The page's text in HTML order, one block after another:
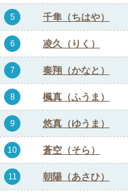
5 千隼（ちはや）
6 凌久（りく）
7 奏翔（かなと）
8 楓真（ふうま）
9 悠真（ゆうま）
10 蒼空（そら）
11 朝陽（あさひ）